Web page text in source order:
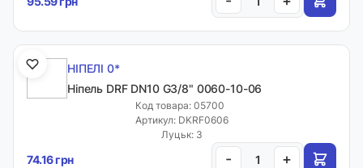
НІПЕЛІ 0*
Ніпель DRF DN10 G3/8" 0060-10-06
Код товара: 05700
Артикул: DKRF0606
Луцьк: 3
74.16 грн - +